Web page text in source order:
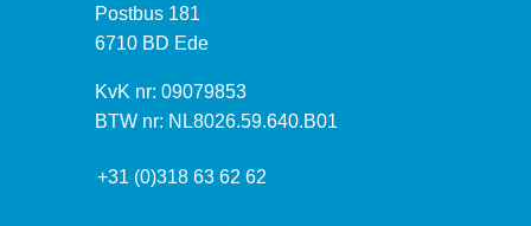
o
e
k
a
P
o
t
a
Postbus 181
6710 BD Ede
I
n
o
KvK nr: 09079853
BTW nr: NL8026.59.640.B01
+31 (0)318 63 62 62